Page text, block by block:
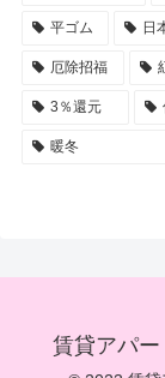
平ゴム 日
厄除招福
3％還元
暖冬
賃貸アパ